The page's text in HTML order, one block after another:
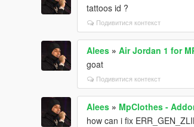
tattoos id ?
Подивитися контекст
Alees »Air Jordan 1 for
goat
Подивитися контекст
Alees » MpClothes -
how can i fix